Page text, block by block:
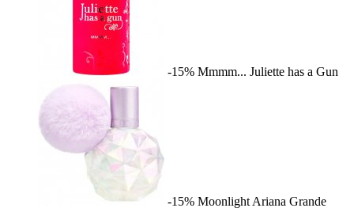
-15% Mmmm... Juliette has a Gun
-15% Moonlight Ariana Grande